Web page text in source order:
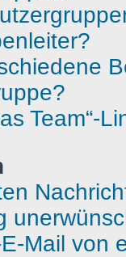
Team“-
Mail von